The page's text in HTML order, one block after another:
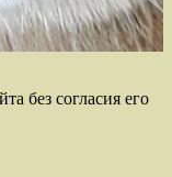
без согласия его